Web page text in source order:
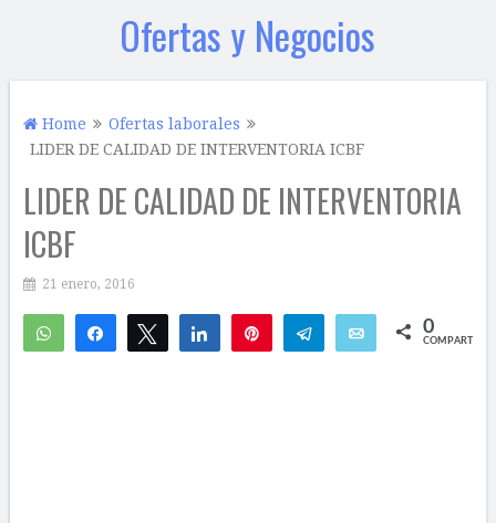
Ofertas y Negocios
Home
Ofertas laborales
LIDER DE CALIDAD DE INTERVENTORIA ICBF
LIDER DE CALIDAD DE INTERVENTORIA
ICBF
21 enero, 2016
WhatsAppCompartirTwittear Compartir Telegram Email 0
COMPARTIR